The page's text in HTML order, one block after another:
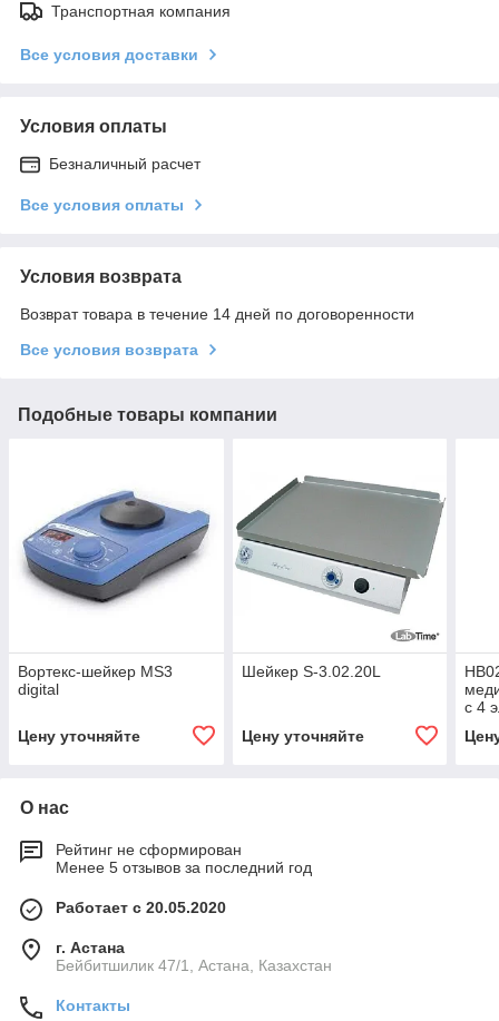
Транспортная компания
Все условия доставки
Условия оплаты
Безналичный расчет
Все условия оплаты
Условия возврата
Возврат товара в течение 14 дней по договоренности
Все условия возврата
Подобные товары компании
Вортекс-шейкер MS3
digital
Цену уточняйте
Шейкер S-3.02.20L
Цену уточняйте
с 4
О нас
Рейтинг не сформирован
Менее 5 отзывов за последний год
Работает с 20.05.2020
г. Астана
Бейбитшилик 47/1, Астана, Казахстан
Контакты